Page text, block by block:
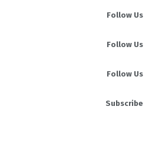
Follow Us
Follow Us
Follow Us
Subscribe